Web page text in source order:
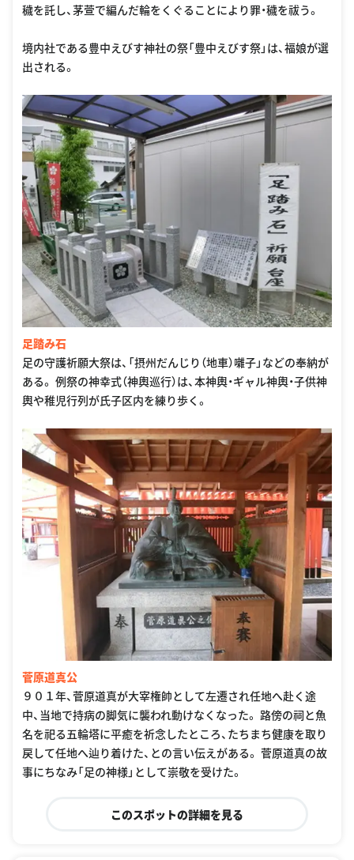
穢を託し、茅萱で編んだ輪をくぐることにより罪・穢を祓う。
境内社である豊中えびす神社の祭「豊中えびす祭」は、福娘が選
出される。
足踏み石
足の守護祈願大祭は、「摂州だんじり（地車）囃子」などの奉納が
ある。 例祭の神幸式（神輿巡行）は、本神輿・ギャル神輿・子供神
輿や稚児行列が氏子区内を練り歩く。
菅原道真公
９０１年、菅原道真が大宰権帥として左遷され任地へ赴く途
中、当地で持病の脚気に襲われ動けなくなった。 路傍の祠と魚
名を祀る五輪塔に平癒を祈念したところ、たちまち健康を取り
戻して任地へ辿り着けた、との言い伝えがある。 菅原道真の故
事にちなみ「足の神様」として崇敬を受けた。
このスポットの詳細を見る